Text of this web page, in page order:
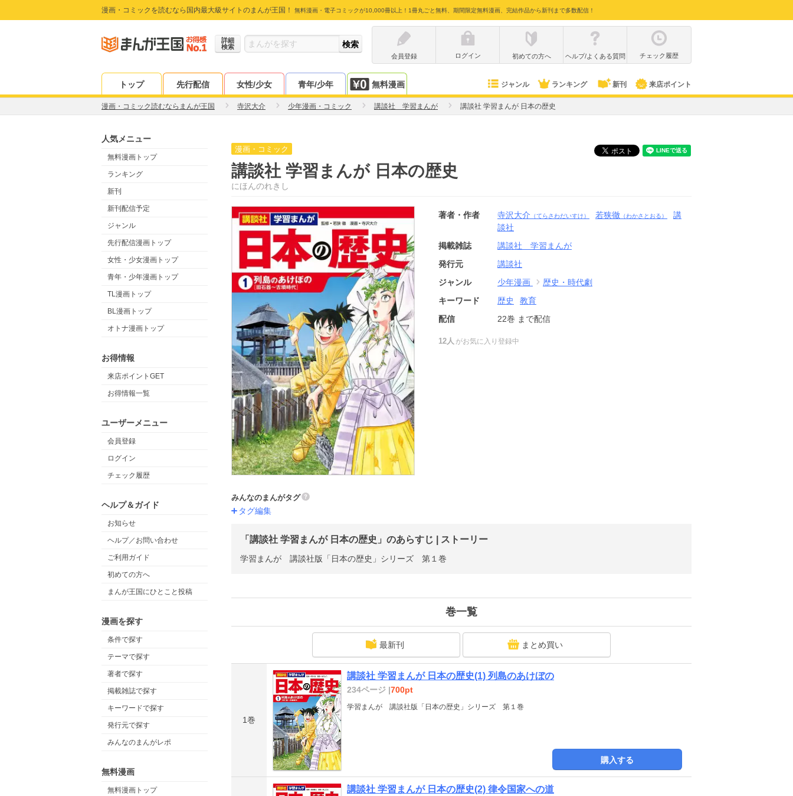
漫画・コミックを読むなら国内最大級サイトのまんが王国！ 無料漫画・電子コミックが10,000冊以上！1冊丸ごと無料、期間限定無料漫画、完結作品から新刊まで多数配信！
詳細
検索
会員登録
ログイン 初めての方へ ヘルプ/よくある質問 チェック履歴
トップ 先行配信 女性/少女 青年/少年 無料漫画 ジャンル ランキング 新刊 来店ポイント
漫画・コミック読むならまんが王国 寺沢大介 少年漫画・コミック 講談社 学習まんが 講談社 学習まんが 日本の歴史
人気メニュー
無料漫画トップ
ランキング
新刊
新刊配信予定
ジャンル
先行配信漫画トップ
女性・少女漫画トップ
青年・少年漫画トップ
TL漫画トップ
BL漫画トップ
オトナ漫画トップ
お得情報
来店ポイントGET
お得情報一覧
ユーザーメニュー
会員登録
ログイン
チェック履歴
ヘルプ＆ガイド
お知らせ
ヘルプ／お問い合わせ
ご利用ガイド
初めての方へ
まんが王国にひとこと投稿
漫画を探す
条件で探す
テーマで探す
著者で探す
掲載雑誌で探す
キーワードで探す
発行元で探す
みんなのまんがレポ
無料漫画
無料漫画トップ
漫画・コミック
講談社 学習まんが 日本の歴史
にほんのれきし
著者・作者 寺沢大介 （てらさわだいすけ） 若狭徹 （わかさとおる）
講
談社
掲載雑誌
講談社 学習まんが
発行元
講談社
ジャンル
少年漫画
歴史・時代劇
キーワード
歴史
教育
配信
22巻 まで配信
12人 がお気に入り登録中
みんなのまんがタグ
タグ編集
「講談社 学習まんが 日本の歴史」のあらすじ | ストーリー
学習まんが 講談社版「日本の歴史」シリーズ 第１巻
巻一覧
最新刊 まとめ買い
1巻
講談社 学習まんが 日本の歴史(1) 列島のあけぼの
234ページ |700pt
学習まんが 講談社版「日本の歴史」シリーズ 第１巻
購入する
講談社 学習まんが 日本の歴史(2) 律令国家への道